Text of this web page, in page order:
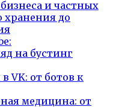
и частных
хранения до
на бустинг
VK: от ботов к
медицина: от